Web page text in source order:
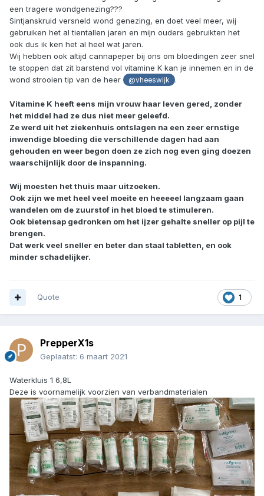
een tragere wondgenezing???
Sintjanskruid versneld wond genezing, en doet veel meer, wij
gebruiken het al tientallen jaren en mijn ouders gebruikten het
ook dus ik ken het al heel wat jaren.
Wij hebben ook altijd cannapeper bij ons om bloedingen zeer snel
te stoppen dat zit barstend vol vitamine K kan je innemen en in de
wond strooien tip van de heer
@vheeswijk .
Vitamine K heeft eens mijn vrouw haar leven gered, zonder
het middel had ze dus niet meer geleefd.
Ze werd uit het ziekenhuis ontslagen na een zeer ernstige
inwendige bloeding die verschillende dagen had aan
gehouden en weer begon doen ze zich nog even ging doezen
waarschijnlijk door de inspanning.
Wij moesten het thuis maar uitzoeken.
Ook zijn we met heel veel moeite en heeeeel langzaam gaan
wandelen om de zuurstof in het bloed te stimuleren.
Ook bietensap gedronken om het ijzer gehalte sneller op pijl te
brengen.
Dat werk veel sneller en beter dan staal tabletten, en ook
minder schadelijker.
1
Quote
PrepperX1s
Geplaatst: 6 maart 2021
Waterkluis 1 6,8L
Deze is voornamelijk voorzien van verbandmaterialen